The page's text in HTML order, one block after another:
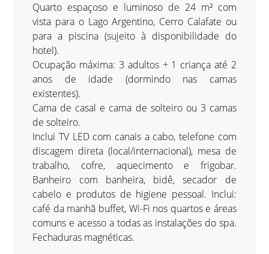
Quarto espaçoso e luminoso de 24 m² com
vista para o Lago Argentino, Cerro Calafate ou
para a piscina (sujeito à disponibilidade do
hotel).
Ocupação máxima: 3 adultos + 1 criança até 2
anos de idade (dormindo nas camas
existentes).
Cama de casal e cama de solteiro ou 3 camas
de solteiro.
Inclui TV LED com canais a cabo, telefone com
discagem direta (local/internacional), mesa de
trabalho, cofre, aquecimento e frigobar.
Banheiro com banheira, bidê, secador de
cabelo e produtos de higiene pessoal. Inclui:
café da manhã buffet, Wi-Fi nos quartos e áreas
comuns e acesso a todas as instalações do spa.
Fechaduras magnéticas.